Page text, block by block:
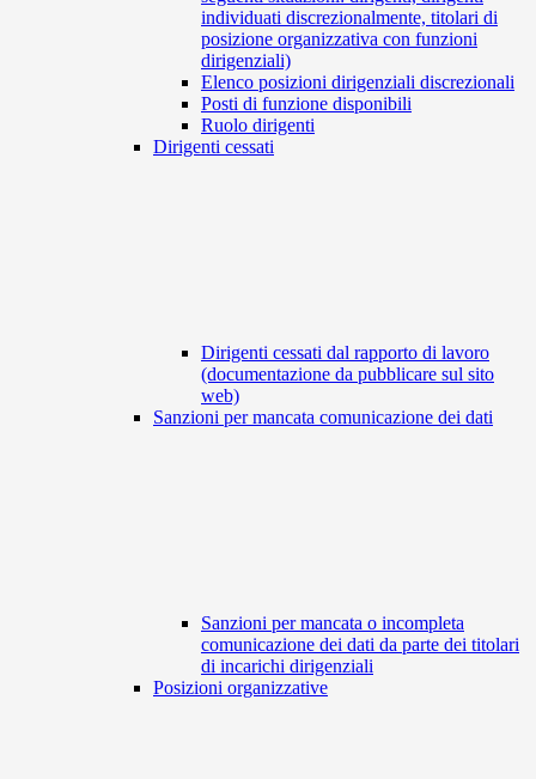
individuati discrezionalmente, titolari di
posizione organizzativa con funzioni
dirigenziali)
Elenco posizioni dirigenziali discrezionali
Posti di funzione disponibili
Ruolo dirigenti
Dirigenti cessati
Dirigenti cessati dal rapporto di lavoro
(documentazione da pubblicare sul sito
web)
Sanzioni per mancata comunicazione dei dati
Sanzioni per mancata o incompleta
comunicazione dei dati da parte dei titolari
di incarichi dirigenziali
Posizioni organizzative